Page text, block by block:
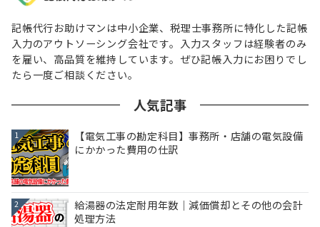
記帳代行お助けマンは中小企業、税理士事務所に特化した記帳
入力のアウトソーシング会社です。入力スタッフは経験者のみ
を雇い、高品質を維持しています。ぜひ記帳入力にお困りでし
たら一度ご相談ください。
人気記事
1
【電気工事の勘定科目】事務所・店舗の電気設備
にかかった費用の仕訳
2
給湯器の法定耐用年数｜減価償却とその他の会計
処理方法